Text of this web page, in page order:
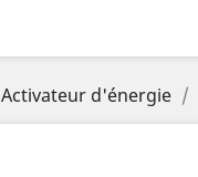
Activateur d'énergie